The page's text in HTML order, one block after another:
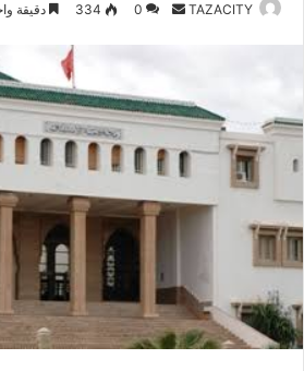
TAZACITY
ب
ر
0
334 دقيقة